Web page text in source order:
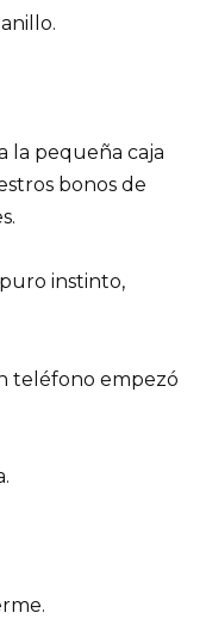
la pequeña caja
bonos de
instinto,
teléfono empezó